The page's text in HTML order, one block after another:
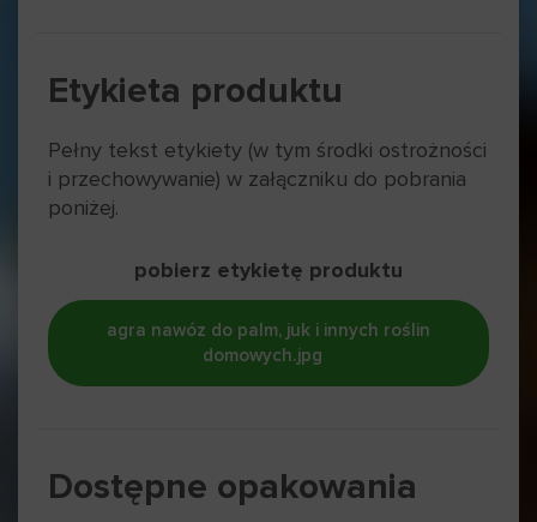
Etykieta produktu
Pełny tekst etykiety (w tym środki ostrożności
i przechowywanie) w załączniku do pobrania
poniżej.
pobierz etykietę produktu
agra nawóz do palm, juk i innych roślin
domowych.jpg
Dostępne opakowania